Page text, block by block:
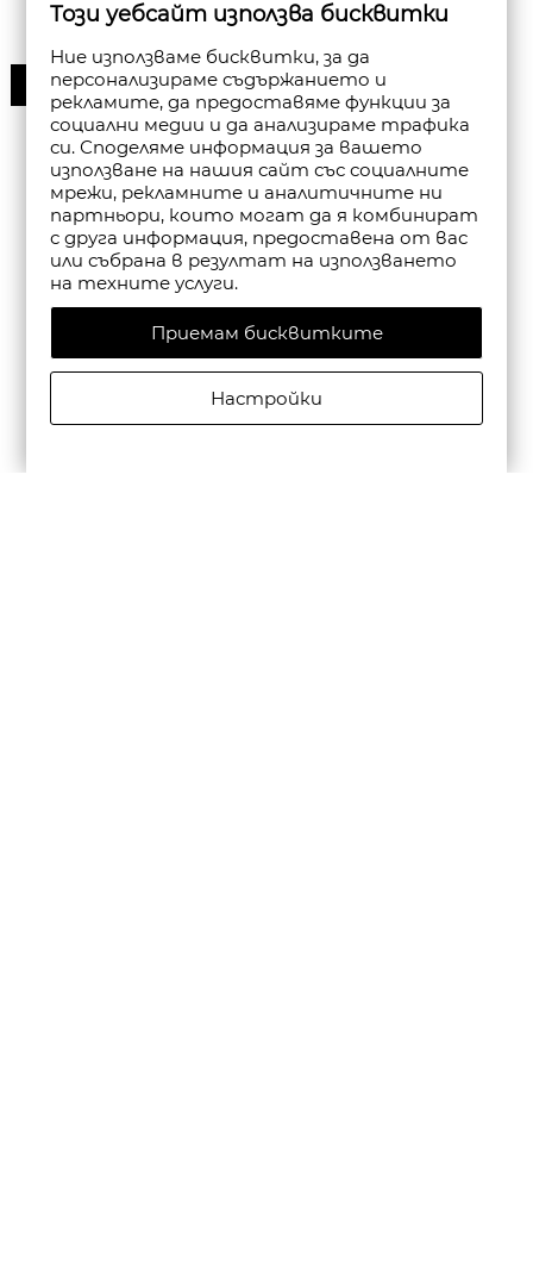
30%
Този уебсайт използва бисквитки
Ние използваме бисквитки, за да
персонализираме съдържанието и
рекламите, да предоставяме функции за
социални медии и да анализираме трафика
си. Споделяме информация за вашето
използване на нашия сайт със социалните
мрежи, рекламните и аналитичните ни
партньори, които могат да я комбинират
с друга информация, предоставена от вас
или събрана в резултат на използването
на техните услуги.
Приемам бисквитките
Настройки